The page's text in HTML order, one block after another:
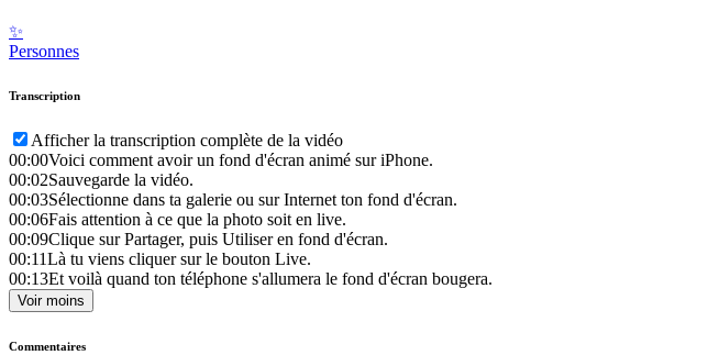
✨
Personnes
Transcription
Afficher la transcription complète de la vidéo
00:00Voici comment avoir un fond d'écran animé sur iPhone.
00:02Sauvegarde la vidéo.
00:03Sélectionne dans ta galerie ou sur Internet ton fond d'écran.
00:06Fais attention à ce que la photo soit en live.
00:09Clique sur Partager, puis Utiliser en fond d'écran.
00:11Là tu viens cliquer sur le bouton Live.
00:13Et voilà quand ton téléphone s'allumera le fond d'écran bougera.
Voir moins
Commentaires